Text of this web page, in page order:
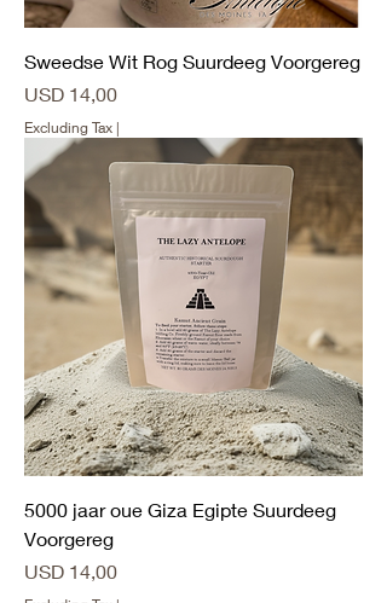
Sweedse Wit Rog Suurdeeg Voorgereg
Price
USD 14,00
Excluding Tax |
5000 jaar oue Giza Egipte Suurdeeg
Voorgereg
Price
USD 14,00